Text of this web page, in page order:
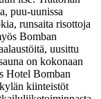
puu-uunissa
runsaita risottoja
Bomban
uusittu
on kokonaan
Hotel Bomban
kiinteistöt